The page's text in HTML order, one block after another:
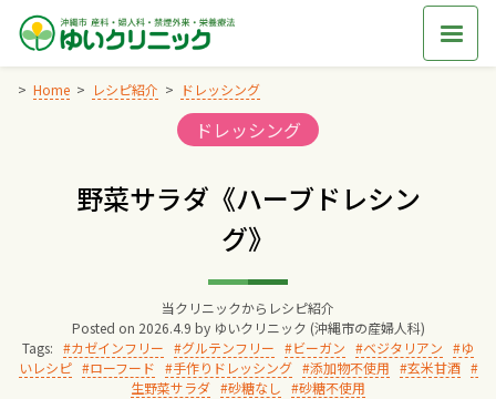
Skip
content
Home レシピ紹介 ドレッシング
Categories:
ドレッシング
野菜サラダ《ハーブドレシン
グ》
当クリニックからレシピ紹介
Posted on 2026.4.9 by ゆいクリニック (沖縄市の産婦人科)
Tags:
カゼインフリー グルテンフリー ビーガン ベジタリアン
ゆ
いレシピ
ローフード 手作りドレッシング 添加物不使用
玄米甘酒
生野菜サラダ
砂糖なし 砂糖不使用
交通アクセス
院長からのごあいさつ
ゆいクリニックの経営理念